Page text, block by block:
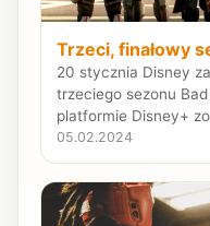
Trzeci, finałowy
20 stycznia Disney
trzeciego sezonu
platformie Disney+
05.02.2024